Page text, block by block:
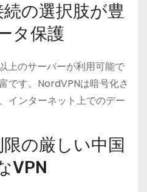
の選択肢が豊
タ保護
上のサーバーが利用可能で
です。NordVPNは暗号化さ
インターネット上でのデー
の厳しい中国
VPN